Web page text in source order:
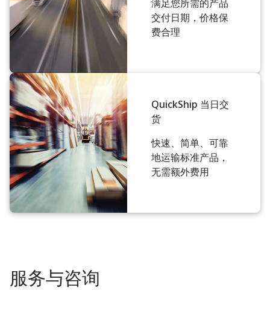
满足您所需的产品
交付日期，价格保
费合理
QuickShip 当日交
货
快速、简单、可靠
地运输标准产品，
无需额外费用
服务与咨询